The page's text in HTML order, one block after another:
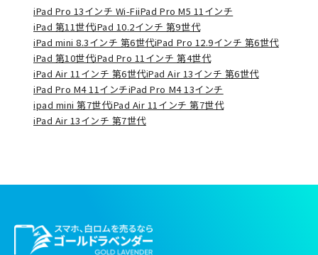
iPad Pro 13インチ Wi-FiiPad Pro M5 11インチ
iPad 第11世代iPad 10.2インチ 第9世代
iPad mini 8.3インチ 第6世代iPad Pro 12.9インチ 第6世代
iPad 第10世代iPad Pro 11インチ 第4世代
iPad Air 11インチ 第6世代iPad Air 13インチ 第6世代
iPad Pro M4 11インチiPad Pro M4 13インチ
ipad mini 第7世代iPad Air 11インチ 第7世代
iPad Air 13インチ 第7世代